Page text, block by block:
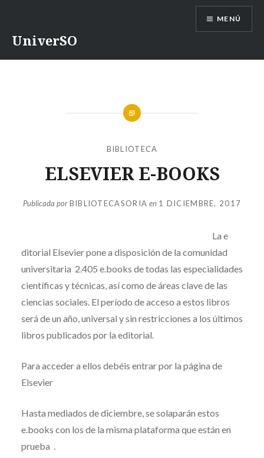
UniverSO
MENÚ
BIBLIOTECA
ELSEVIER E-BOOKS
Publicada porBIBLIOTECASORIA en 1 DICIEMBRE, 2017
La e
ditorial Elsevier pone a disposición de la comunidad
universitaria 2.405 e.books de todas las especialidades
científicas y técnicas, así como de áreas clave de las
ciencias sociales. El período de acceso a estos libros
será de un año, universal y sin restricciones a los últimos
libros publicados por la editorial.
Para acceder a ellos debéis entrar por la página de
Elsevier
Hasta mediados de diciembre, se solaparán estos
e.books con los de la misma plataforma que están en
prueba .